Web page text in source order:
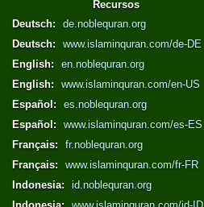
Recursos
Deutsch:
de.noblequran.org
Deutsch:
www.islaminquran.com/de-DE
English:
en.noblequran.org
English:
www.islaminquran.com/en-US
Español:
es.noblequran.org
Español:
www.islaminquran.com/es-ES
Français:
fr.noblequran.org
Français:
www.islaminquran.com/fr-FR
Indonesia:
id.noblequran.org